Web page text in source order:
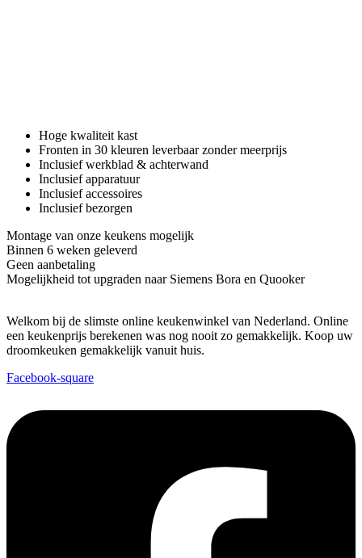
Hoge kwaliteit kast
Fronten in 30 kleuren leverbaar zonder meerprijs
Inclusief werkblad & achterwand
Inclusief apparatuur
Inclusief accessoires
Inclusief bezorgen
Montage van onze keukens mogelijk
Binnen 6 weken geleverd
Geen aanbetaling
Mogelijkheid tot upgraden naar Siemens Bora en Quooker
Welkom bij de slimste online keukenwinkel van Nederland. Online
een keukenprijs berekenen was nog nooit zo gemakkelijk. Koop uw
droomkeuken gemakkelijk vanuit huis.
Facebook-square